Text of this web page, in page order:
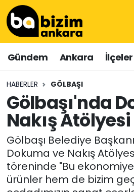
Gündem Ankara İlçeler
HABERLER GÖLBAŞI
Gölbaşı'nda
Nakış Atölyesi
Gölbaşı Belediye
Dokuma ve Nakış
töreninde "Bu
ürünler hem de bizim
Hava Durumu
Trafik Durumu
Süper Lig Puan Durumu
Tüm Manşetler
Son Dakika Haberleri
Haber Arşivi